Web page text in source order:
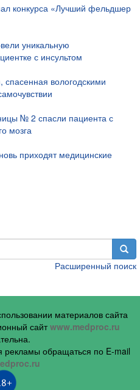
конкурса «Лучший фельдшер
уникальную
с инсультом
спасенная вологодскими
№ 2 спасли пациента с
мозга
приходят медицинские
Расширенный поиск
материалов сайта
сайтwww.medproc.ru
обращаться по E-mail